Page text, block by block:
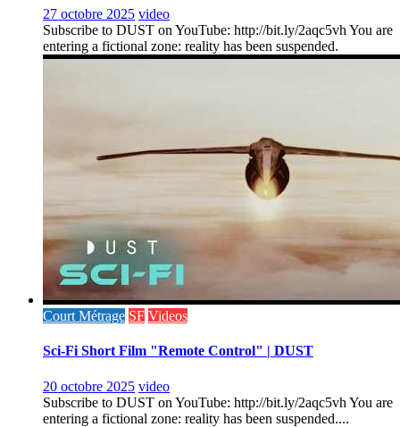
27 octobre 2025 video
Subscribe to DUST on YouTube: http://bit.ly/2aqc5vh You are
entering a fictional zone: reality has been suspended.
Court Métrage SF Videos
Sci-Fi Short Film "Remote Control" | DUST
20 octobre 2025 video
Subscribe to DUST on YouTube: http://bit.ly/2aqc5vh You are
entering a fictional zone: reality has been suspended....